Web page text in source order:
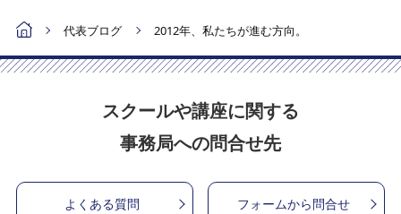
代表ブログ 2012年、私たちが進む方向。
スクールや講座に関する
事務局への問合せ先
よくある質問 フォームから問合せ